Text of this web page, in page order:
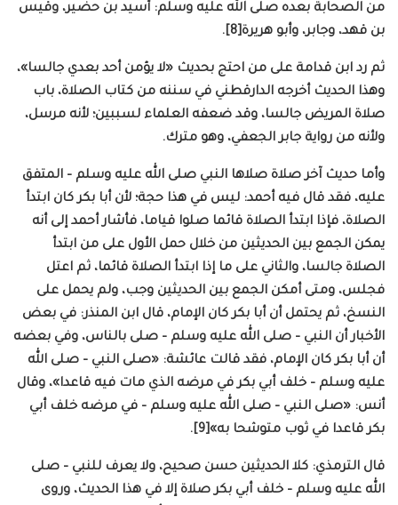
من الصحابة بعده صلى الله عليه وسلم: أسيد بن حضير، وقيس
بن قهد، وجابر، وأبو هريرة[8].
ثم رد ابن قدامة على من احتج بحديث «لا يؤمن أحد بعدي جالسا»،
وهذا الحديث أخرجه الدارقطني في سننه من كتاب الصلاة، باب
صلاة المريض جالسا، وقد ضعفه العلماء لسببين؛ لأنه مرسل،
ولأنه من رواية جابر الجعفي، وهو مترك.
وأما حديث آخر صلاة صلاها النبي صلى الله عليه وسلم – المتفق
عليه، فقد قال فيه أحمد: ليس في هذا حجة؛ لأن أبا بكر كان ابتدأ
الصلاة، فإذا ابتدأ الصلاة قائما صلوا قياما، فأشار أحمد إلى أنه
يمكن الجمع بين الحديثين من خلال حمل الأول على من ابتدأ
الصلاة جالسا، والثاني على ما إذا ابتدأ الصلاة قائما، ثم اعتل
فجلس، ومتى أمكن الجمع بين الحديثين وجب، ولم يحمل على
النسخ، ثم يحتمل أن أبا بكر كان الإمام، قال ابن المنذر: في بعض
الأخبار أن النبي – صلى الله عليه وسلم – صلى بالناس، وفي بعضه
أن أبا بكر كان الإمام، فقد قالت عائشة: «صلى النبي – صلى الله
عليه وسلم – خلف أبي بكر في مرضه الذي مات فيه قاعدا»، وقال
أنس: «صلى النبي – صلى الله عليه وسلم – في مرضه خلف أبي
بكر قاعدا في ثوب متوشحا به»[9].
قال الترمذي: كلا الحديثين حسن صحيح، ولا يعرف للنبي – صلى
الله عليه وسلم – خلف أبي بكر صلاة إلا في هذا الحديث، وروى